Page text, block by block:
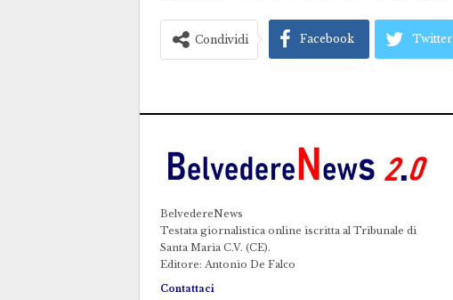
Condividi Facebook Twitter
BelvedereNews
Testata giornalistica online iscritta al Tribunale di
Santa Maria C.V. (CE).
Editore: Antonio De Falco
Contattaci